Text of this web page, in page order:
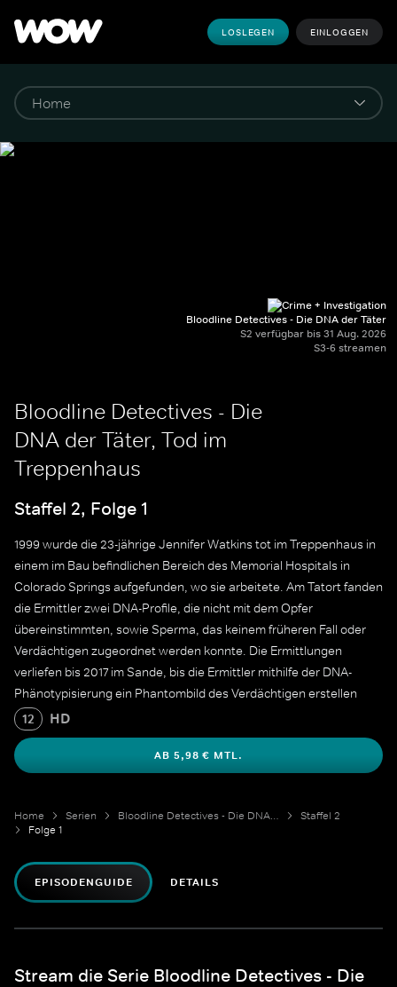
LOSLEGEN EINLOGGEN
Bloodline Detectives - Die DNA der Täter
S2 verfügbar bis 31 Aug. 2026
S3-6 streamen
Bloodline Detectives - Die
DNA der Täter, Tod im
Treppenhaus
Staffel 2, Folge 1
1999 wurde die 23-jährige Jennifer Watkins tot im Treppenhaus in
einem im Bau befindlichen Bereich des Memorial Hospitals in
Colorado Springs aufgefunden, wo sie arbeitete. Am Tatort fanden
die Ermittler zwei DNA-Profile, die nicht mit dem Opfer
übereinstimmten, sowie Sperma, das keinem früheren Fall oder
Verdächtigen zugeordnet werden konnte. Die Ermittlungen
verliefen bis 2017 im Sande, bis die Ermittler mithilfe der DNA-
Phänotypisierung ein Phantombild des Verdächtigen erstellen
konnten. Im August 2020 wurde die Polizei über eine mögliche
Spur zu dem unbekannten DNA-Profil informiert.
12 HD
AB 5,98 € MTL.
Home Serien Bloodline Detectives - Die DNA der Täter
Staffel 2
Folge 1
EPISODENGUIDE DETAILS
Stream die Serie Bloodline Detectives - Die